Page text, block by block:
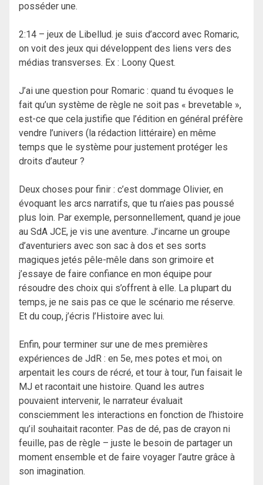
posséder une.
2:14 – jeux de Libellud. je suis d’accord avec Romaric,
on voit des jeux qui développent des liens vers des
médias transverses. Ex : Loony Quest.
J’ai une question pour Romaric : quand tu évoques le
fait qu’un système de règle ne soit pas « brevetable »,
est-ce que cela justifie que l’édition en général préfère
vendre l’univers (la rédaction littéraire) en même
temps que le système pour justement protéger les
droits d’auteur ?
Deux choses pour finir : c’est dommage Olivier, en
évoquant les arcs narratifs, que tu n’aies pas poussé
plus loin. Par exemple, personnellement, quand je joue
au SdA JCE, je vis une aventure. J’incarne un groupe
d’aventuriers avec son sac à dos et ses sorts
magiques jetés pêle-mêle dans son grimoire et
j’essaye de faire confiance en mon équipe pour
résoudre des choix qui s’offrent à elle. La plupart du
temps, je ne sais pas ce que le scénario me réserve.
Et du coup, j’écris l’Histoire avec lui.
Enfin, pour terminer sur une de mes premières
expériences de JdR : en 5e, mes potes et moi, on
arpentait les cours de récré, et tour à tour, l’un faisait le
MJ et racontait une histoire. Quand les autres
pouvaient intervenir, le narrateur évaluait
consciemment les interactions en fonction de l’histoire
qu’il souhaitait raconter. Pas de dé, pas de crayon ni
feuille, pas de règle – juste le besoin de partager un
moment ensemble et de faire voyager l’autre grâce à
son imagination.